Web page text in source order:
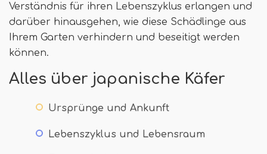
Verständnis für ihren Lebenszyklus erlangen und
darüber hinausgehen, wie diese Schädlinge aus
Ihrem Garten verhindern und beseitigt werden
können.
Alles über japanische Käfer
Ursprünge und Ankunft
Lebenszyklus und Lebensraum